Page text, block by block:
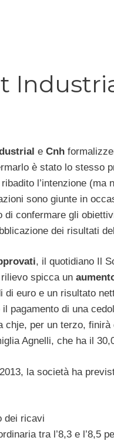
e Cnh
è stato lo stesso
l’intenzione (ma
sono giunte in
di confermare gli
dei risultati
, il quotidiano Il
spicca un
di euro e un risultato
pagamento di una
chje, per un terzo,
Agnelli, che ha il
la società ha
dei ricavi
tra l’8,3 e l’8,5